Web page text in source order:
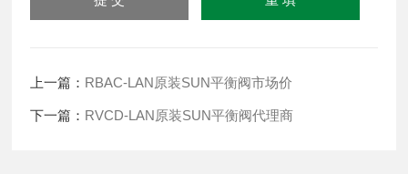
上一篇： RBAC-LAN原装SUN平衡阀市场价
下一篇： RVCD-LAN原装SUN平衡阀代理商